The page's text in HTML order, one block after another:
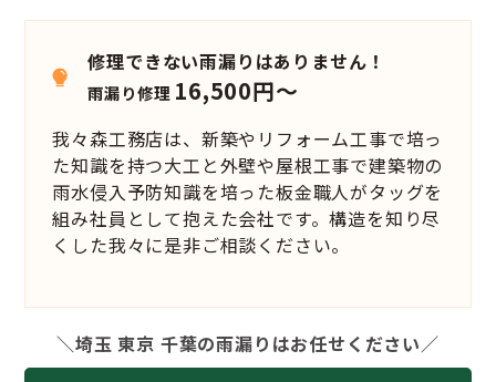
修理できない雨漏りはありません！
雨漏り修理 16,500円～
我々森工務店は、新築やリフォーム工事で培っ
た知識を持つ大工と外壁や屋根工事で建築物の
雨水侵入予防知識を培った板金職人がタッグを
組み社員として抱えた会社です。構造を知り尽
くした我々に是非ご相談ください。
＼埼玉 東京 千葉の雨漏りはお任せください／